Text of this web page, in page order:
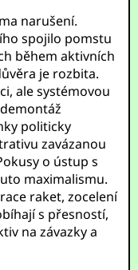
narušení.
spojilo pomstu
během aktivních
je rozbita.
ale systémovou
politicky
zavázanou
o ústup s
maximalismu.
raket, zocelení
s přesností,
na závazky a